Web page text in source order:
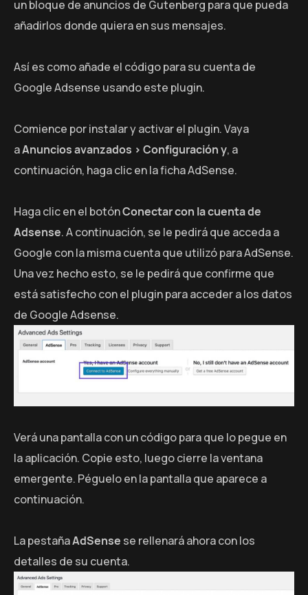
un bloque de anuncios de Gutenberg para que pueda
añadirlos donde quiera en sus mensajes.
Así es como añade el código para su cuenta de
Google Adsense usando este plugin.
Comience por instalar y activar el plugin. Vaya
aAnuncios avanzados > Configuración y, a
continuación, haga clic en la ficha AdSense.
Haga clic en el botónConectar con la cuenta de
Adsense. A continuación, se le pedirá que acceda a
Google con la misma cuenta que utilizó para AdSense.
Una vez hecho esto, se le pedirá que confirme que
está satisfecho con el plugin para acceder a los datos
de Google Adsense.
Verá una pantalla con un código para que lo pegue en
la aplicación. Copie esto, luego cierre la ventana
emergente. Péguelo en la pantalla que aparece a
continuación.
La pestañaAdSense se rellenará ahora con los
detalles de su cuenta.